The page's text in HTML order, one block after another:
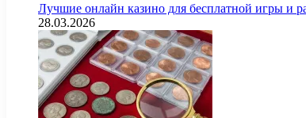
Лучшие онлайн казино для бесплатной игры и
28.03.2026